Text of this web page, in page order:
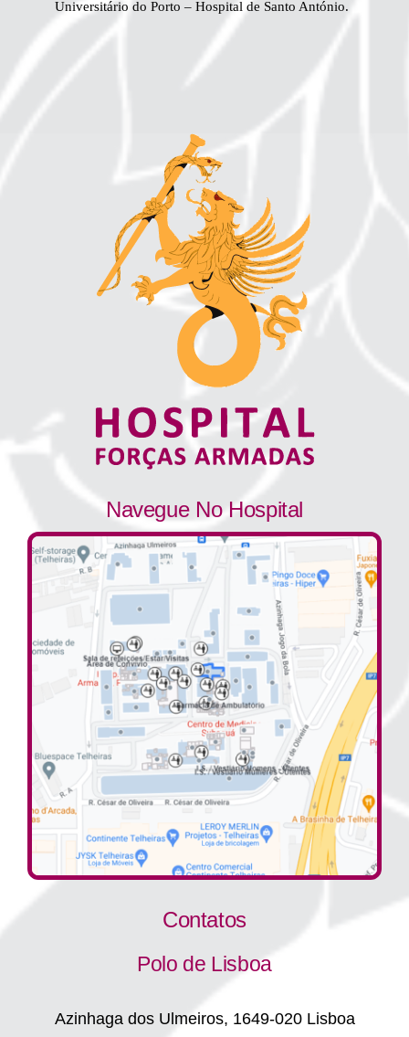
Universitário do Porto – Hospital de Santo António.
Navegue No Hospital
Contatos
Polo de Lisboa
Azinhaga dos Ulmeiros, 1649-020 Lisboa